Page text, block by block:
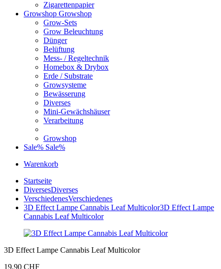
Zigarettenpapier
Growshop Growshop
Grow-Sets
Grow Beleuchtung
Dünger
Belüftung
Mess- / Regeltechnik
Homebox & Drybox
Erde / Substrate
Growsysteme
Bewässerung
Diverses
Mini-Gewächshäuser
Verarbeitung
Growshop
Sale% Sale%
Warenkorb
Startseite
DiversesDiverses
VerschiedenesVerschiedenes
3D Effect Lampe Cannabis Leaf Multicolor3D Effect Lampe
Cannabis Leaf Multicolor
3D Effect Lampe Cannabis Leaf Multicolor
19,90 CHF